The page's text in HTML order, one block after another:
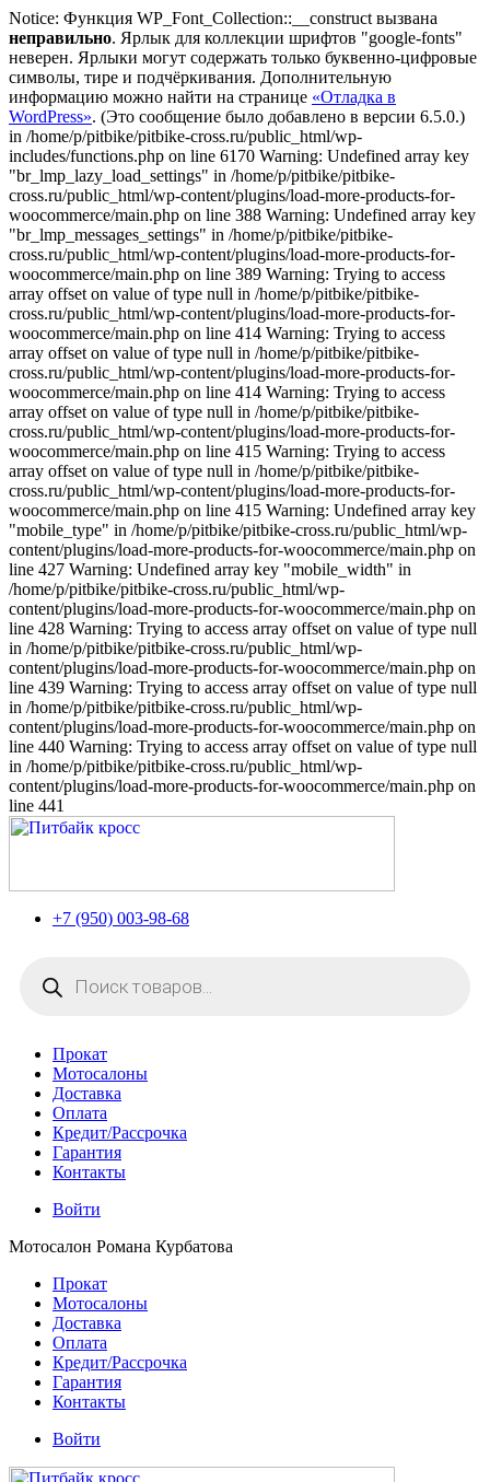
Notice: Функция WP_Font_Collection::__construct вызвана
неправильно. Ярлык для коллекции шрифтов "google-fonts"
неверен. Ярлыки могут содержать только буквенно-цифровые
символы, тире и подчёркивания. Дополнительную
информацию можно найти на странице «Отладка в
WordPress». (Это сообщение было добавлено в версии 6.5.0.)
in /home/p/pitbike/pitbike-cross.ru/public_html/wp-
includes/functions.php on line 6170 Warning: Undefined array key
"br_lmp_lazy_load_settings" in /home/p/pitbike/pitbike-
cross.ru/public_html/wp-content/plugins/load-more-products-for-
woocommerce/main.php on line 388 Warning: Undefined array key
"br_lmp_messages_settings" in /home/p/pitbike/pitbike-
cross.ru/public_html/wp-content/plugins/load-more-products-for-
woocommerce/main.php on line 389 Warning: Trying to access
array offset on value of type null in /home/p/pitbike/pitbike-
cross.ru/public_html/wp-content/plugins/load-more-products-for-
woocommerce/main.php on line 414 Warning: Trying to access
array offset on value of type null in /home/p/pitbike/pitbike-
cross.ru/public_html/wp-content/plugins/load-more-products-for-
woocommerce/main.php on line 414 Warning: Trying to access
array offset on value of type null in /home/p/pitbike/pitbike-
cross.ru/public_html/wp-content/plugins/load-more-products-for-
woocommerce/main.php on line 415 Warning: Trying to access
array offset on value of type null in /home/p/pitbike/pitbike-
cross.ru/public_html/wp-content/plugins/load-more-products-for-
woocommerce/main.php on line 415 Warning: Undefined array key
"mobile_type" in /home/p/pitbike/pitbike-cross.ru/public_html/wp-
content/plugins/load-more-products-for-woocommerce/main.php on
line 427 Warning: Undefined array key "mobile_width" in
/home/p/pitbike/pitbike-cross.ru/public_html/wp-
content/plugins/load-more-products-for-woocommerce/main.php on
line 428 Warning: Trying to access array offset on value of type null
in /home/p/pitbike/pitbike-cross.ru/public_html/wp-
content/plugins/load-more-products-for-woocommerce/main.php on
line 439 Warning: Trying to access array offset on value of type null
in /home/p/pitbike/pitbike-cross.ru/public_html/wp-
content/plugins/load-more-products-for-woocommerce/main.php on
line 440 Warning: Trying to access array offset on value of type null
in /home/p/pitbike/pitbike-cross.ru/public_html/wp-
content/plugins/load-more-products-for-woocommerce/main.php on
line 441
+7 (950) 003-98-68
товаров
Прокат
Мотосалоны
Доставка
Оплата
Кредит/Рассрочка
Гарантия
Контакты
Войти
Мотосалон Романа Курбатова
Прокат
Мотосалоны
Доставка
Оплата
Кредит/Рассрочка
Гарантия
Контакты
Войти